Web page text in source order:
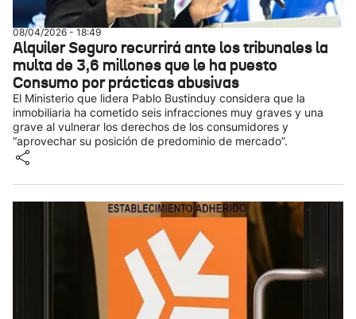
08/04/2026 - 18:49
Alquiler Seguro recurrirá ante los tribunales la
multa de 3,6 millones que le ha puesto
Consumo por prácticas abusivas
El Ministerio que lidera Pablo Bustinduy considera que la
inmobiliaria ha cometido seis infracciones muy graves y una
grave al vulnerar los derechos de los consumidores y
“aprovechar su posición de predominio de mercado”.